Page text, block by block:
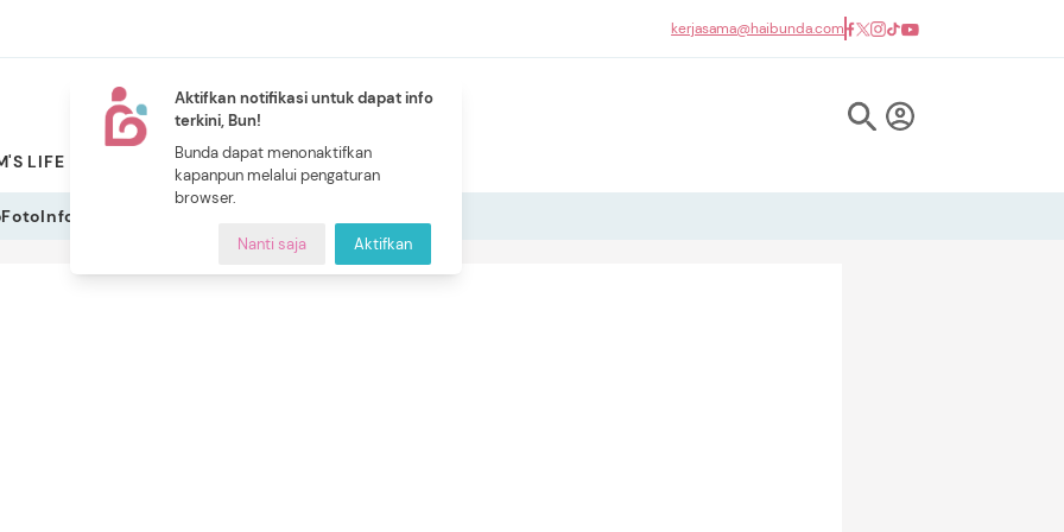
Aktifkan notifikasi untuk dapat info
terkini, Bun!
Bunda dapat menonaktifkan
kapanpun melalui pengaturan
browser.
Nanti saja Aktifkan
kerjasama@haibunda.com
LIFE PILIHAN BUNDA
NEW
CERITA BUNDA
FotoInfografis